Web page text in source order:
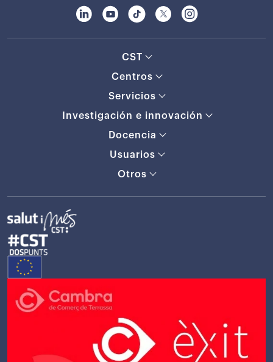
CST
Centros
Servicios
Investigación e innovación
Docencia
Usuarios
Otros